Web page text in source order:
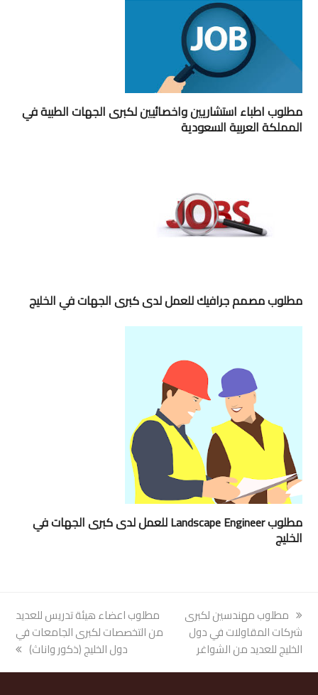
مطلوب اطباء استشاريين واخصائيين لكبرى الجهات الطبية في
المملكة العربية السعودية
مطلوب مصمم جرافيك للعمل لدى كبرى الجهات في الخليج
مطلوب Landscape Engineer للعمل لدى كبرى الجهات في
الخليج
previous
post:
مطلوب مهندسين لكبرى
شركات المقاولات في دول
الخليج للعديد من الشواغر
next
post:
مطلوب اعضاء هيئة تدريس للعديد
من التخصصات لكبرى الجامعات في
دول الخليج (ذكور واناث)